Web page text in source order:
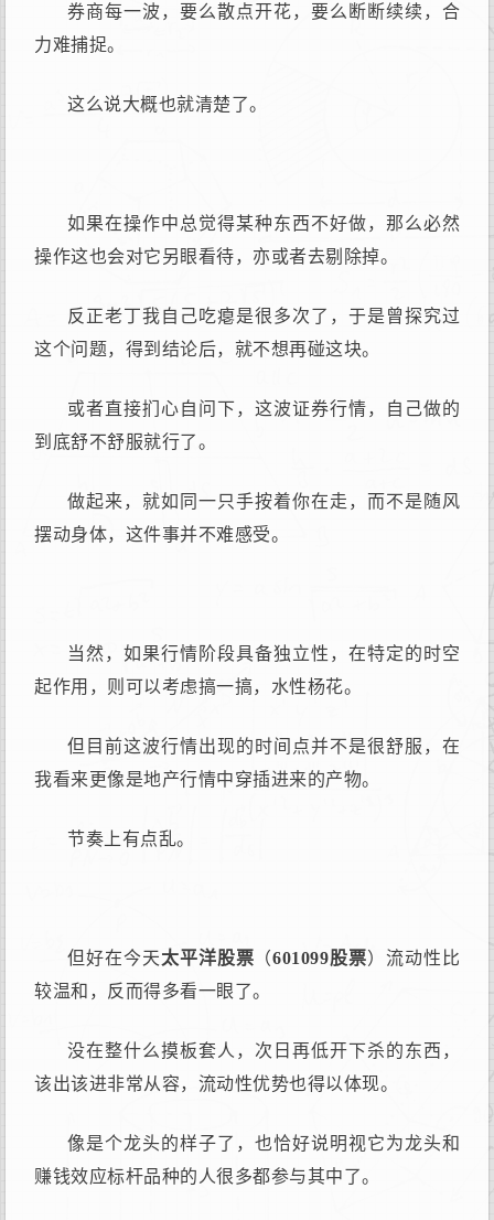
券商每一波，要么散点开花，要么断断续续，合
力难捕捉。
这么说大概也就清楚了。
如果在操作中总觉得某种东西不好做，那么必然
操作这也会对它另眼看待，亦或者去剔除掉。
反正老丁我自己吃瘪是很多次了，于是曾探究过
这个问题，得到结论后，就不想再碰这块。
或者直接扪心自问下，这波证券行情，自己做的
到底舒不舒服就行了。
做起来，就如同一只手按着你在走，而不是随风
摆动身体，这件事并不难感受。
当然，如果行情阶段具备独立性，在特定的时空
起作用，则可以考虑搞一搞，水性杨花。
但目前这波行情出现的时间点并不是很舒服，在
我看来更像是地产行情中穿插进来的产物。
节奏上有点乱。
但好在今天太平洋股票 （601099股票）流动性比
较温和，反而得多看一眼了。
没在整什么摸板套人，次日再低开下杀的东西，
该出该进非常从容，流动性优势也得以体现。
像是个龙头的样子了，也恰好说明视它为龙头和
赚钱效应标杆品种的人很多都参与其中了。